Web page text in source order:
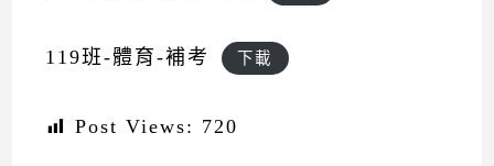
119班-體育-補考 下載
Post Views: 720